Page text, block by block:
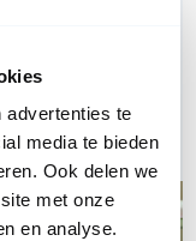
advertenties te
media te bieden
Ook delen we
met onze
en analyse.